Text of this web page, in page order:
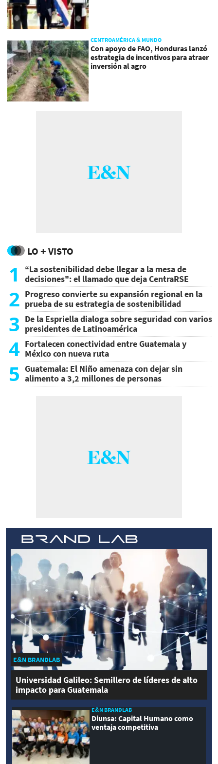
CENTROAMÉRICA & MUNDO
Con apoyo de FAO, Honduras lanzó
estrategia de incentivos para atraer
inversión al agro
LO + VISTO
1
“La sostenibilidad debe llegar a la mesa de
decisiones”: el llamado que deja CentraRSE
2 Progreso convierte su expansión regional en la
prueba de su estrategia de sostenibilidad
3 De la Espriella dialoga sobre seguridad con varios
presidentes de Latinoamérica
4 Fortalecen conectividad entre Guatemala y
México con nueva ruta
5 Guatemala: El Niño amenaza con dejar sin
alimento a 3,2 millones de personas
E&N BRANDLAB
Universidad Galileo: Semillero de líderes de alto
impacto para Guatemala
E&N BRANDLAB
Diunsa: Capital Humano como
ventaja competitiva